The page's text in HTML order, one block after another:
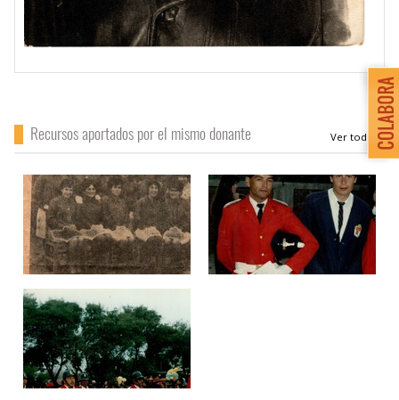
Recursos aportados por el mismo donante